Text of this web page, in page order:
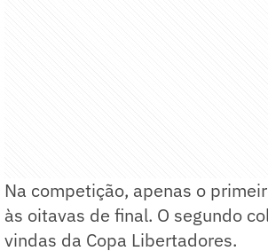
Na competição, apenas o
às oitavas de final. O segundo
vindas da Copa Libertadores.